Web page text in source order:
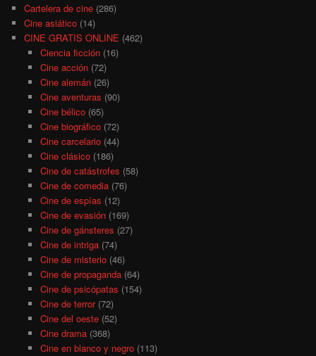
Cartelera de cine (286)
Cine asiático (14)
CINE GRATIS ONLINE (462)
Ciencia ficción(16)
Cine acción(72)
Cine alemán(26)
Cine aventuras (90)
Cine bélico(65)
Cine biográfico(72)
Cine carcelario(44)
Cine clásico(186)
Cine de catástrofes (58)
Cine de comedia(76)
Cine de espías (12)
Cine de evasión(169)
Cine de gánsteres (27)
Cine de intriga(74)
Cine de misterio(46)
Cine de propaganda(64)
Cine de psicópatas (154)
Cine de terror(72)
Cine del oeste(52)
Cine drama(368)
Cine en blanco y negro(113)